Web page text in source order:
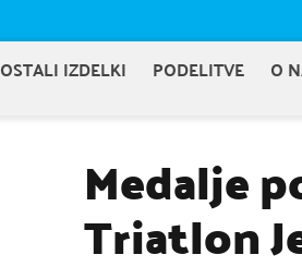
OSTALI IZDELKI PODELITVE O
Medalje
Triatlon